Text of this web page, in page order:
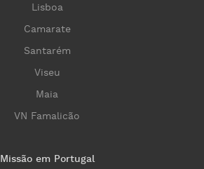
Lisboa
Camarate
Santarém
Viseu
Maia
VN Famalicão
Missão em Portugal